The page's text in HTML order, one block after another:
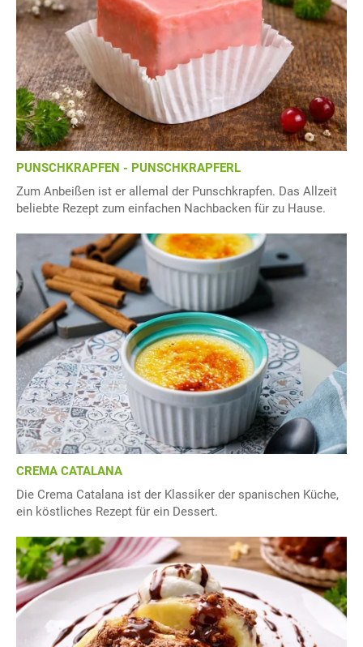
PUNSCHKRAPFEN - PUNSCHKRAPFERL
Zum Anbeißen ist er allemal der Punschkrapfen. Das Allzeit
beliebte Rezept zum einfachen Nachbacken für zu Hause.
CREMA CATALANA
Die Crema Catalana ist der Klassiker der spanischen Küche,
ein köstliches Rezept für ein Dessert.